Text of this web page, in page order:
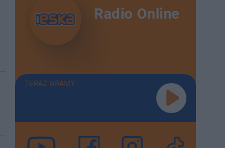
Radio Online
TERAZ GRAMY